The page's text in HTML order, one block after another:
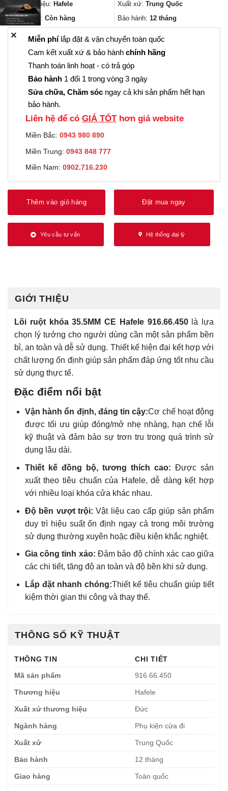
302.000₫.là:
226.000₫.
Thương hiệu: Hafele Xuất xứ: Trung Quốc
Trạng thái: Còn hàng Bảo hành: 12 tháng
Miễn phílắp đặt & vận chuyển toàn quốc
Cam kết xuất xứ & bảo hành chính hãng
Thanh toán linh hoạt - có trả góp
Bảo hành 1 đổi 1 trong vòng 3 ngày
Sửa chữa, Chăm sóc ngay cả khi sản phẩm hết hạn
bảo hành.
Liên hệ để có GIÁ TỐThơn giá website
Miền Bắc: 0943 980 890
Miền Trung: 0943 848 777
Miền Nam: 0902.716.230
Thêm vào giỏ hàng Đặt mua ngay
Yêu cầu tư vấn Hệ thống đại lý
GIỚI THIỆU
Lõi ruột khóa 35.5MM CE Hafele 916.66.450là lựa
chọn lý tưởng cho người dùng cần một sản phẩm bền
bỉ, an toàn và dễ sử dụng. Thiết kế hiện đại kết hợp với
chất lượng ổn định giúp sản phẩm đáp ứng tốt nhu cầu
sử dụng thực tế.
Đặc điểm nổi bật
Vận hành ổn định, đáng tin cậy:Cơ chế hoạt động
được tối ưu giúp đóng/mở nhẹ nhàng, hạn chế lỗi
kỹ thuật và đảm bảo sự trơn tru trong quá trình sử
dụng lâu dài.
Thiết kế đồng bộ, tương thích cao: Được sản
xuất theo tiêu chuẩn của Hafele, dễ dàng kết hợp
với nhiều loại khóa cửa khác nhau.
Độ bền vượt trội: Vật liệu cao cấp giúp sản phẩm
duy trì hiệu suất ổn định ngay cả trong môi trường
sử dụng thường xuyên hoặc điều kiện khắc nghiệt.
Gia công tinh xảo: Đảm bảo độ chính xác cao giữa
các chi tiết, tăng độ an toàn và độ bền khi sử dụng.
Lắp đặt nhanh chóng:Thiết kế tiêu chuẩn giúp tiết
kiệm thời gian thi công và thay thế.
THÔNG SỐ KỸ THUẬT
THÔNG TIN
CHI TIẾT
Mã sản phẩm
916.66.450
Thương hiệu Hafele
Xuất xứ thương hiệu Đức
Ngành hàng Phụ kiện cửa đi
Xuất xứ Trung Quốc
Bảo hành 12 tháng
Giao hàng Toàn quốc
✕